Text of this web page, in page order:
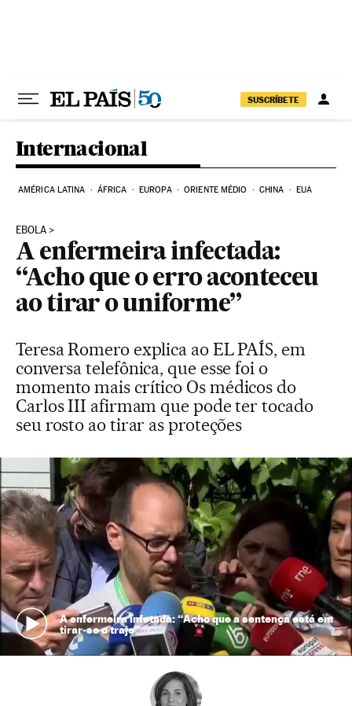
SUSCRÍBETE
Internacional
AMÉRICA LATINA ÁFRICA EUROPA ORIENTE MÉDIO CHINA EUA
EBOLA
A enfermeira infectada:
“Acho que o erro aconteceu
ao tirar o uniforme”
Teresa Romero explica ao EL PAÍS, em
conversa telefônica, que esse foi o
momento mais crítico Os médicos do
Carlos III afirmam que pode ter tocado
seu rosto ao tirar as proteções
A enfermeira infetada: “Acho que a sentença está em
tirar-se o traje”